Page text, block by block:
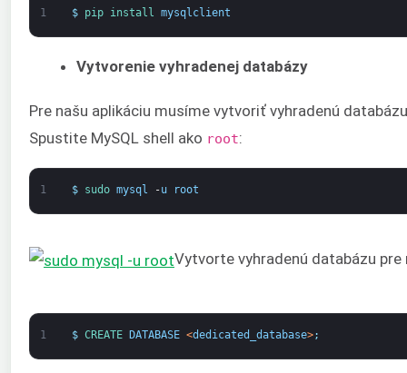
1 $ pip install mysqlclient
Vytvorenie vyhradenej databázy
Pre našu aplikáciu musíme vytvoriť vyhradenú
Spustite MySQL shell ako root:
1 $ sudo mysql -u root
Vytvorte vyhradenú databázu pre
1 $ CREATE DATABASE <dedicated_database>;